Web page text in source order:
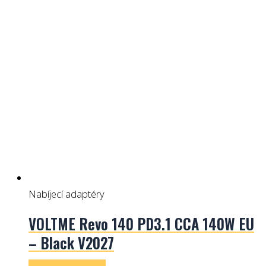
Nabíjecí adaptéry
VOLTME Revo 140 PD3.1 CCA 140W EU
– Black V2027